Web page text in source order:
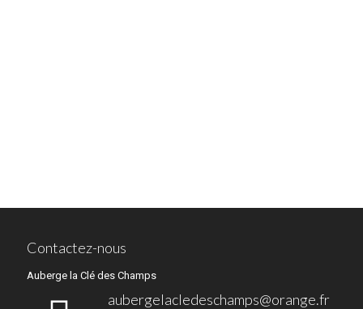
Contactez-nous
Auberge la Clé des Champs
aubergelacledeschamps@orange.fr